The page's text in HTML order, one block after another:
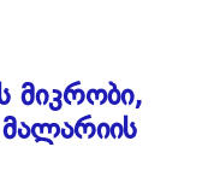
მიკრობი,